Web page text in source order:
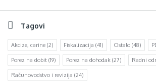
Tagovi
Akcize, carine (2) Fiskalizacija (41) Ostalo (48)
Porez na dobit (19) Porez na dohodak (27) Radni
Računovodstvo i revizija (24)